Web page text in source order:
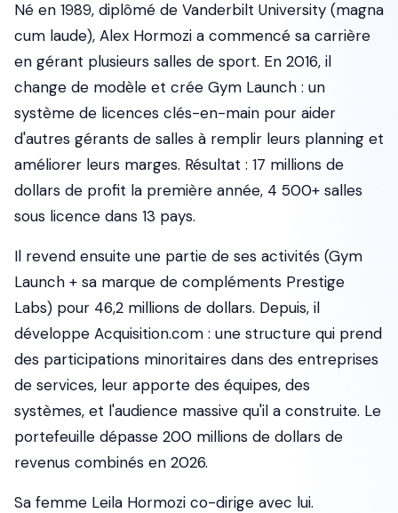
Né en 1989, diplômé de Vanderbilt University (magna
cum laude), Alex Hormozi a commencé sa carrière
en gérant plusieurs salles de sport. En 2016, il
change de modèle et crée Gym Launch : un
système de licences clés-en-main pour aider
d'autres gérants de salles à remplir leurs planning et
améliorer leurs marges. Résultat : 17 millions de
dollars de profit la première année, 4 500+ salles
sous licence dans 13 pays.
Il revend ensuite une partie de ses activités (Gym
Launch + sa marque de compléments Prestige
Labs) pour 46,2 millions de dollars. Depuis, il
développe Acquisition.com : une structure qui prend
des participations minoritaires dans des entreprises
de services, leur apporte des équipes, des
systèmes, et l'audience massive qu'il a construite. Le
portefeuille dépasse 200 millions de dollars de
revenus combinés en 2026.
Sa femme Leila Hormozi co-dirige avec lui.